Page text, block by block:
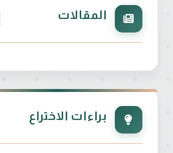
المقالات
براءات الاختراع